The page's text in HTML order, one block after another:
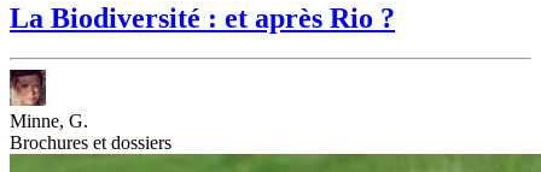
La Biodiversité : et après Rio ?
Minne, G.
Brochures et dossiers